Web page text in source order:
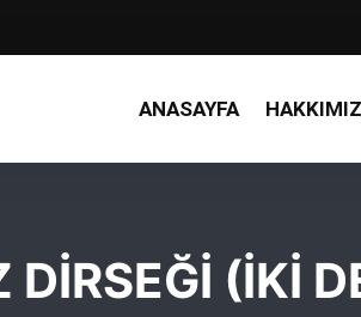
ANASAYFA
(İKİ